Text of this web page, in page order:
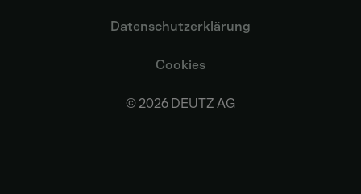
© 2026 DEUTZ AG
Datenschutzerklärung
Cookies